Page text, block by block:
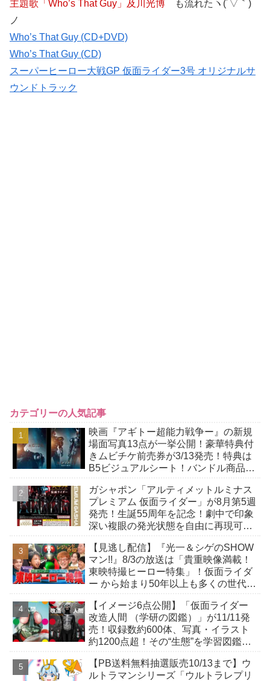
主題歌「Who’s That Guy」及川光博 も流れたヽ(´▽｀)
ノ
Who’s That Guy (CD+DVD)
Who’s That Guy (CD)
スーパーヒーロー大戦GP 仮面ライダー3号 オリジナルサ
ウンドトラック
カテゴリーの人気記事
映画『アギトー超能力戦争ー』の新規
場面写真13点が一挙公開！豪華特典付
きムビチケ前売券が3/13発売！特典は
B5ビジュアルシート！バンドル商品付
ガシャポン「アルティメットルミナス
プレミアム 仮面ライダー」が8月第5週
発売！生誕55周年を記念！劇中で印象
深い複眼の発光状態を自由に再現可
【見逃し配信】『光一＆シゲのSHOW
マン!!』8/3の放送は「貴重映像満載！
東映特撮ヒーロー特集」！仮面ライダ
ー から始まり50年以上も多くの世代に
かす！
【イメージ6点公開】「仮面ライダー
改造人間 （学研の図鑑）」が11/11発
売！収録数約600体、写真・イラスト
約1200点超！その“生態”を学習図鑑の
【PB送料無料抽選販売10/13まで】ウ
ルトラマンシリーズ「ウルトラレプリ